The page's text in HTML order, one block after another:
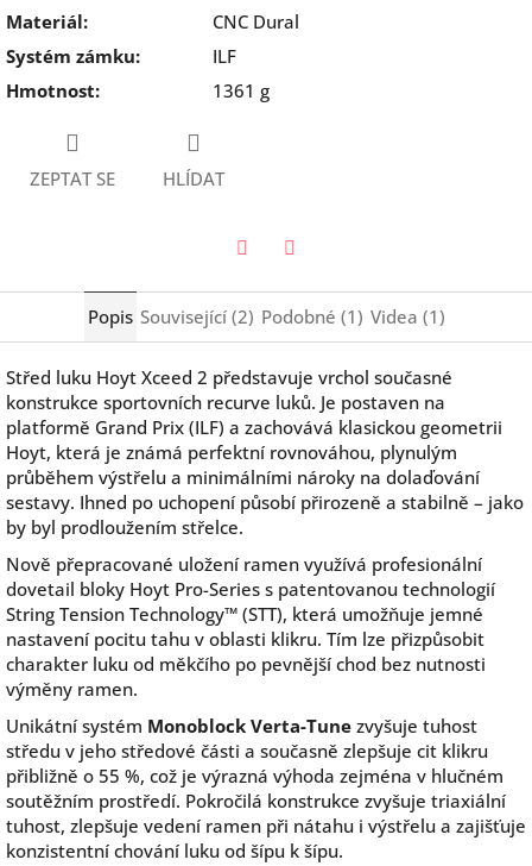
Materiál:
CNC Dural
Systém zámku:
ILF
Hmotnost: 1361 g
ZEPTAT SE HLÍDAT
Popis Související (2) Podobné (1) Videa (1)
Střed luku Hoyt Xceed 2 představuje vrchol současné
konstrukce sportovních recurve luků. Je postaven na
platformě Grand Prix (ILF) a zachovává klasickou geometrii
Hoyt, která je známá perfektní rovnováhou, plynulým
průběhem výstřelu a minimálními nároky na dolaďování
sestavy. Ihned po uchopení působí přirozeně a stabilně – jako
by byl prodloužením střelce.
Nově přepracované uložení ramen využívá profesionální
dovetail bloky Hoyt Pro-Series s patentovanou technologií
String Tension Technology™ (STT), která umožňuje jemné
nastavení pocitu tahu v oblasti klikru. Tím lze přizpůsobit
charakter luku od měkčího po pevnější chod bez nutnosti
výměny ramen.
Unikátní systém Monoblock Verta-Tune zvyšuje tuhost
středu v jeho středové části a současně zlepšuje cit klikru
přibližně o 55 %, což je výrazná výhoda zejména v hlučném
soutěžním prostředí. Pokročilá konstrukce zvyšuje triaxiální
tuhost, zlepšuje vedení ramen při nátahu i výstřelu a zajišťuje
konzistentní chování luku od šípu k šípu.